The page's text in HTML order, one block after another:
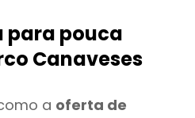
para pouca
Canaveses
a oferta de